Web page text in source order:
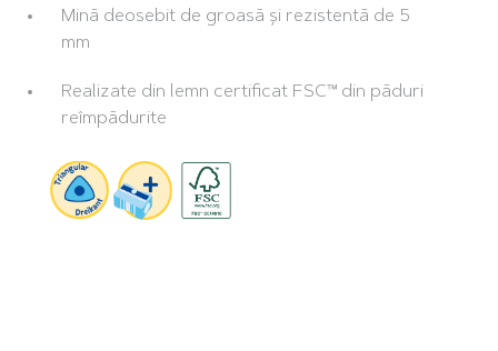
Mină deosebit de groasă și rezistentă de 5
mm
Realizate din lemn certificat FSC™ din păduri
reîmpădurite